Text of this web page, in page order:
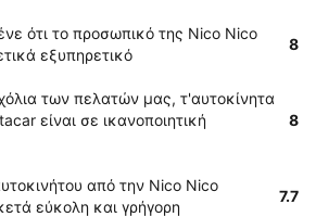
ότι το προσωπικό της Nico Nico
εξυπηρετικό
8
των πελατών μας, τ'αυτοκίνητα
είναι σε ικανοποιητική
8
από την Nico Nico
εύκολη και γρήγορη
7.7